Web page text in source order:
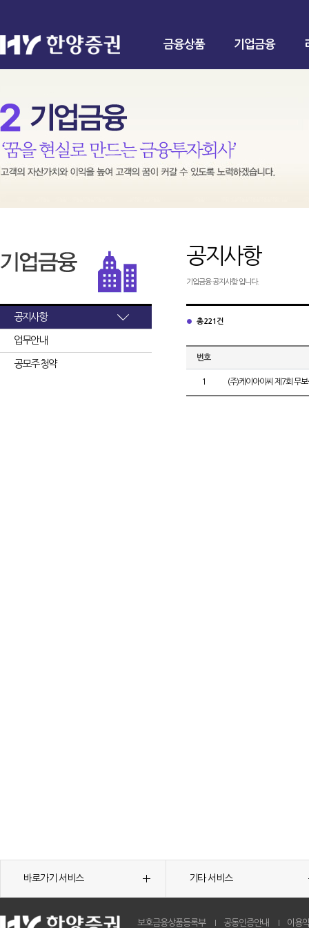
금융상품 기업금융
공지사항
업무안내
공모주 청약
공지사항
기업금융 공지사항 입니다.
총 221건
번호
1 (주)케이아이씨 제7회 무
바로가기 서비스 기타 서비스
보호금융상품등록부 공동인증안내 이용